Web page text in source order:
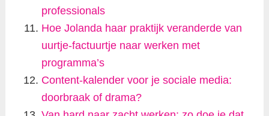
professionals
Hoe Jolanda haar praktijk veranderde van
uurtje-factuurtje naar werken met
programma’s
Content-kalender voor je sociale media:
doorbraak of drama?